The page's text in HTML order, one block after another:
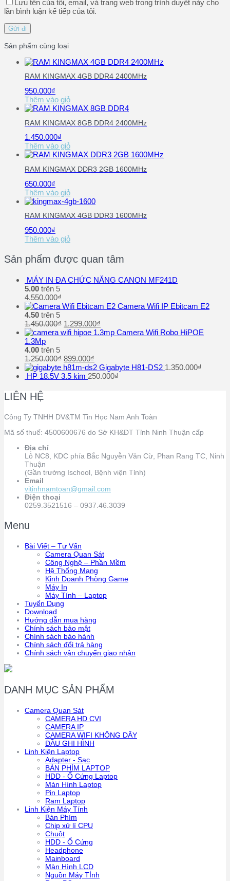
Lưu tên của tôi, email, và trang web trong trình duyệt này cho
lần bình luận kế tiếp của tôi.
Sản phẩm cùng loại
RAM KINGMAX 4GB DDR4 2400MHz
950.000₫
Thêm vào giỏ
RAM KINGMAX 8GB DDR4 2400MHz
1.450.000₫
Thêm vào giỏ
RAM KINGMAX DDR3 2GB 1600MHz
650.000₫
Thêm vào giỏ
RAM KINGMAX 4GB DDR3 1600MHz
950.000₫
Thêm vào giỏ
Sản phẩm được quan tâm
MÁY IN ĐA CHỨC NĂNG CANON MF241D
5.00 trên 5
4.550.000₫
Camera Wifi IP Ebitcam E2
4.50 trên 5
1.450.000₫ 1.299.000₫
Camera Wifi Robo HiPOE
1.3Mp
4.00 trên 5
1.250.000₫ 899.000₫
Gigabyte H81-DS2 1.350.000₫
HP 18.5V 3.5 kim 250.000₫
LIÊN HỆ
Công Ty TNHH DV&TM Tin Học Nam Anh Toàn
Mã số thuế: 4500600676 do Sở KH&ĐT Tỉnh Ninh Thuận cấp
Địa chỉ
Lô NC8, KDC phía Bắc Nguyễn Văn Cừ, Phan Rang TC, Ninh
Thuận
(Gần trường Ischool, Bệnh viện Tỉnh)
Email
vitinhnamtoan@gmail.com
Điện thoại
0259.3521516 – 0937.46.3039
Menu
Bài Viết – Tư Vấn
Camera Quan Sát
Công Nghệ – Phần Mềm
Hệ Thống Mạng
Kinh Doanh Phòng Game
Máy In
Máy Tính – Laptop
Tuyển Dụng
Download
Hướng dẫn mua hàng
Chính sách bảo mật
Chính sách bảo hành
Chính sách đổi trả hàng
Chính sách vận chuyển giao nhận
DANH MỤC SẢN PHẨM
Camera Quan Sát
CAMERA HD CVI
CAMERA IP
CAMERA WIFI KHÔNG DÂY
ĐẦU GHI HÌNH
Linh Kiện Laptop
Adapter - Sạc
BÁN PHÍM LAPTOP
HDD - Ổ Cứng Laptop
Màn Hình Laptop
Pin Laptop
Ram Laptop
Linh Kiện Máy Tính
Bàn Phím
Chip xử lí CPU
Chuột
HDD - Ổ Cứng
Headphone
Mainboard
Màn Hình LCD
Nguồn Máy TÍnh